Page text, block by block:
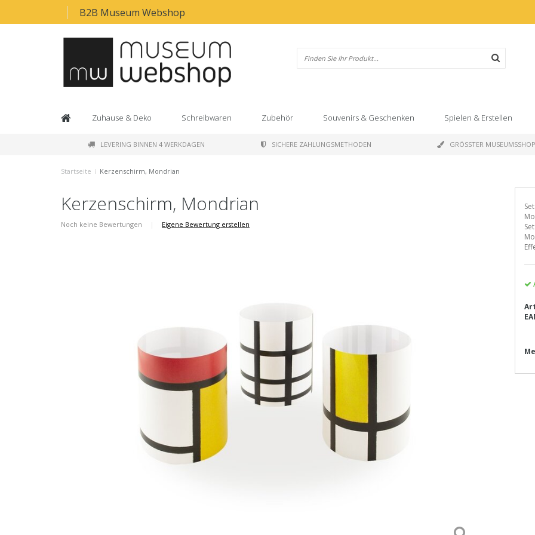
B2B Museum Webshop
Zuhause & Deko Schreibwaren Zubehör Souvenirs & Geschenken Spielen & Erstellen
LEVERING BINNEN 4 WERKDAGEN SICHERE ZAHLUNGSMETHODEN GRÖSSTER MUSEUMSSHOP
Startseite / Kerzenschirm, Mondrian
Kerzenschirm, Mondrian
Noch keine Bewertungen | Eigene Bewertung erstellen